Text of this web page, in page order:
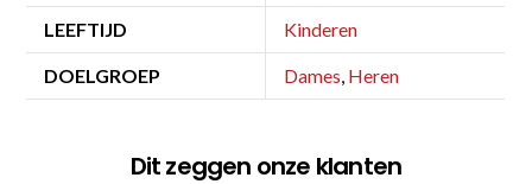
LEEFTIJD Kinderen
DOELGROEP Dames, Heren
Dit zeggen onze klanten